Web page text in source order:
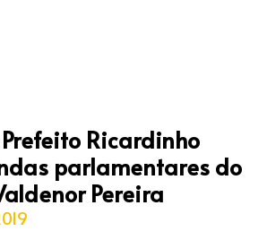
Ricardinho
parlamentares do
Pereira